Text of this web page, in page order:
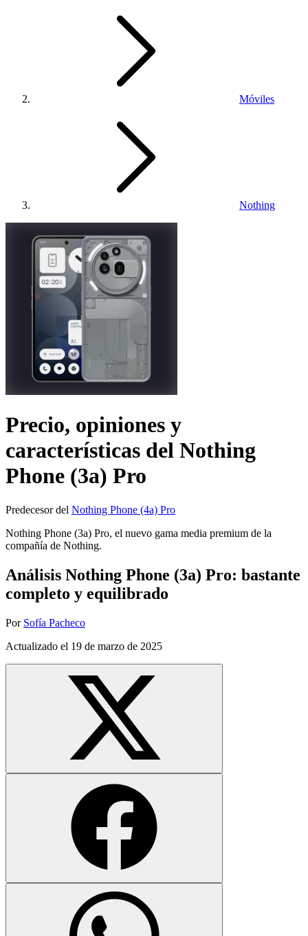
Móviles
Nothing
Precio, opiniones y
características del Nothing
Phone (3a) Pro
Predecesor del Nothing Phone (4a) Pro
Nothing Phone (3a) Pro, el nuevo gama media premium de la
compañía de Nothing.
Análisis Nothing Phone (3a) Pro: bastante
completo y equilibrado
Por Sofía Pacheco
Actualizado el 19 de marzo de 2025